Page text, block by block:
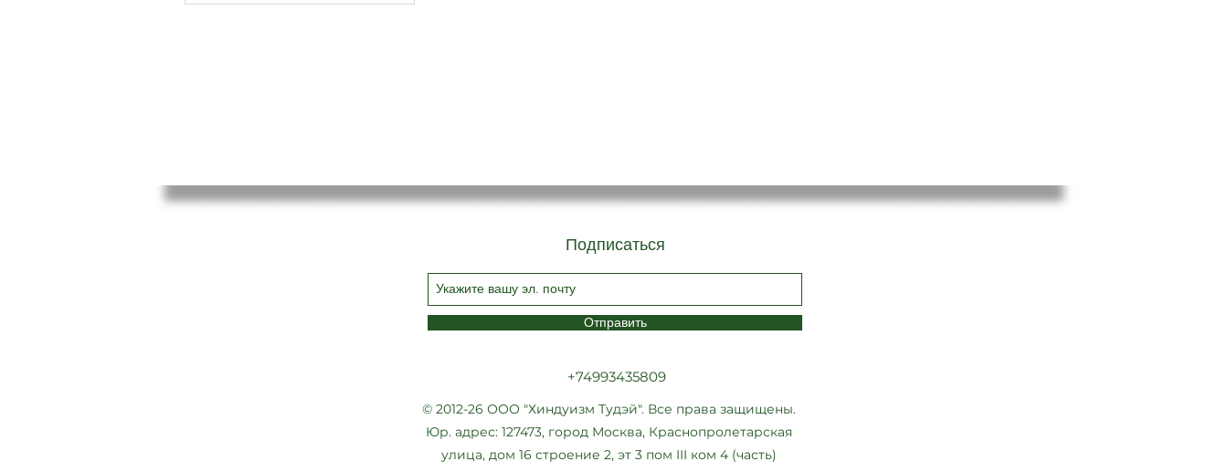
Подписаться
Отправить
+74993435809
© 2012-26 ООО "Хиндуизм Тудэй". Все права защищены.
Юр. адрес: 127473, город Москва, Краснопролетарская
улица, дом 16 строение 2, эт 3 пом III ком 4 (часть)